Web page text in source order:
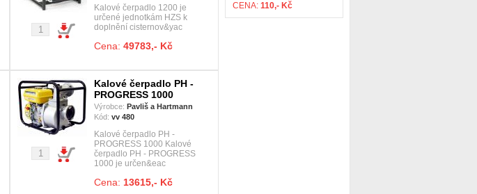
Kalové čerpadlo 1200 je
určené jednotkám HZS k
doplnění cisternov&yac
Cena: 49783,- Kč
Kalové čerpadlo PH -
PROGRESS 1000
Výrobce: Pavliš a Hartmann
Kód: vv 480
Kalové čerpadlo PH -
PROGRESS 1000 Kalové
čerpadlo PH - PROGRESS
1000 je určen&eac
Cena: 13615,- Kč
CENA: 110,- Kč